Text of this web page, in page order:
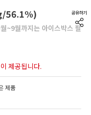
56.1%)
~9월까지는 아이스박스 필
제공됩니다.
제품